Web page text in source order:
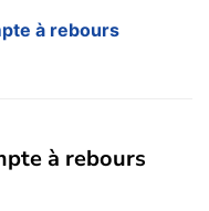
à rebours
à rebours